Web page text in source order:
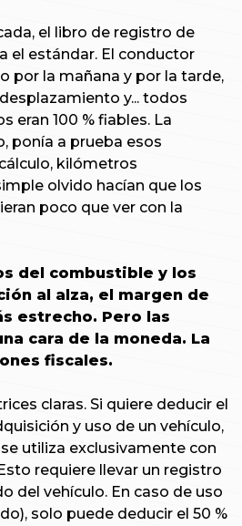
el libro de registro de
el estándar. El conductor
por la mañana y por la tarde,
y... todos
eran 100 % fiables. La
ponía a prueba esos
kilómetros
olvido hacían que los
poco que ver con la
del combustible y los
al alza, el margen de
estrecho. Pero las
cara de la moneda. La
fiscales.
claras. Si quiere deducir el
y uso de un vehículo,
utiliza exclusivamente con
requiere llevar un registro
del vehículo. En caso de uso
solo puede deducir el 50 %